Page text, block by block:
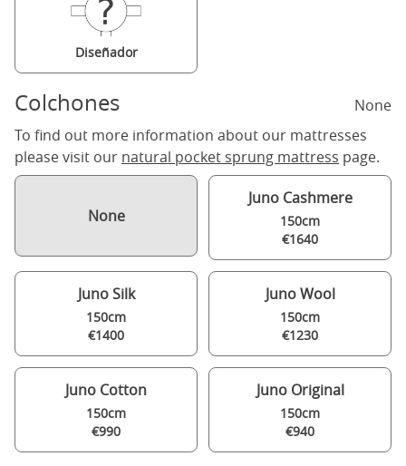
Diseñador
Colchones
None
To find out more information about our mattresses
please visit our natural pocket sprung mattress page.
None
Juno Cashmere
150cm
€1640
Juno Silk
150cm
€1400
Juno Wool
150cm
€1230
Juno Cotton
150cm
€990
Juno Original
150cm
€940